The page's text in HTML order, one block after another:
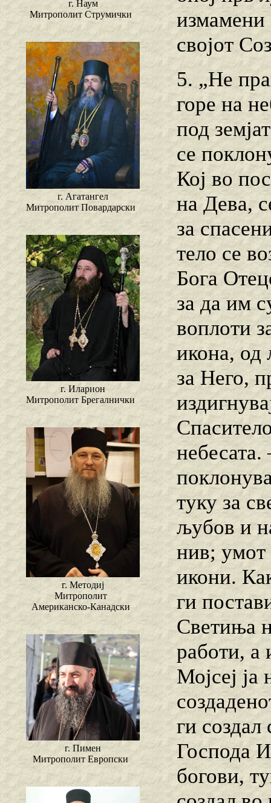
г. Наум
Митрополит Струмички
г. Агатангел
Митрополит Повардарски
г. Иларион
Митрополит Брегалнички
г. Методиј
Митрополит
Американско-Канадски
г. Пимен
Митрополит Европски
измамени
својот
5. „Не
горе на
под
се
Кој во
на Дева,
за
тело се
Бога
за да им
воплоти
икона, од
за Него,
туку за
љубов и
нив; умот
икони.
ги
Светиња
работи, а
Мојсеј ја
ги создал
Господа
богови,